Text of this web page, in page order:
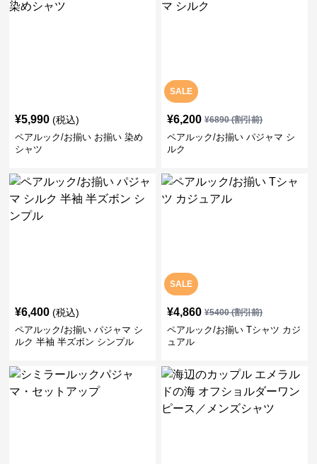
¥5,990 (税込)
ペアルック/お揃い お揃い 染め
シャツ
SALE
¥6,200 ¥6890(割引前)
ペアルック/お揃い パジャマ シ
ルク
¥6,400 (税込)
ペアルック/お揃い パジャマ シ
ルク 半袖 半ズボン シンプル
SALE
¥4,860 ¥5400(割引前)
ペアルック/お揃い Tシャツ カジ
ュアル